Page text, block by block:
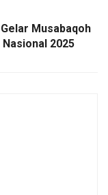
Musabaqoh
2025